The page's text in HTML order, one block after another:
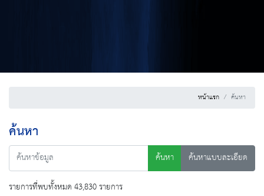
หน้าแรก ค้นหา
ค้นหา
ค้นหา
ค้นหาแบบละเอียด
รายการที่พบทั้งหมด 43,830 รายการ